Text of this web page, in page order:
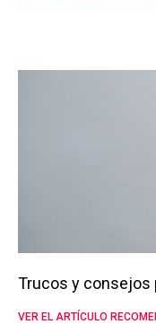
Trucos y consejos
VER EL ARTÍCULO